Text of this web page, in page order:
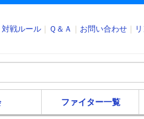
対戦ルール Ｑ＆Ａ お問い合わせ
ファイター一覧